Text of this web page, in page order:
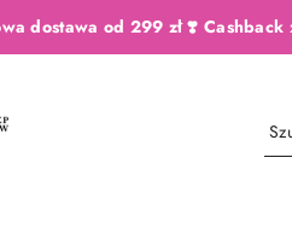
dostawa od 299 zł ❣️